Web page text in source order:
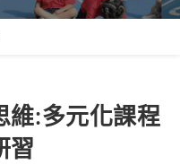
維:多元化課程
習